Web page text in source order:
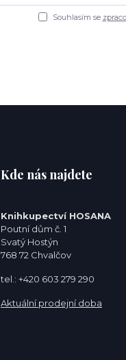
Souhlasím se
Kde nás najdete
Knihkupectví HOSANA
Poutní dům č. 1
Svatý Hostýn
768 72 Chvalčov
tel.: +420 603 279 290
Aktuální prodejní doba